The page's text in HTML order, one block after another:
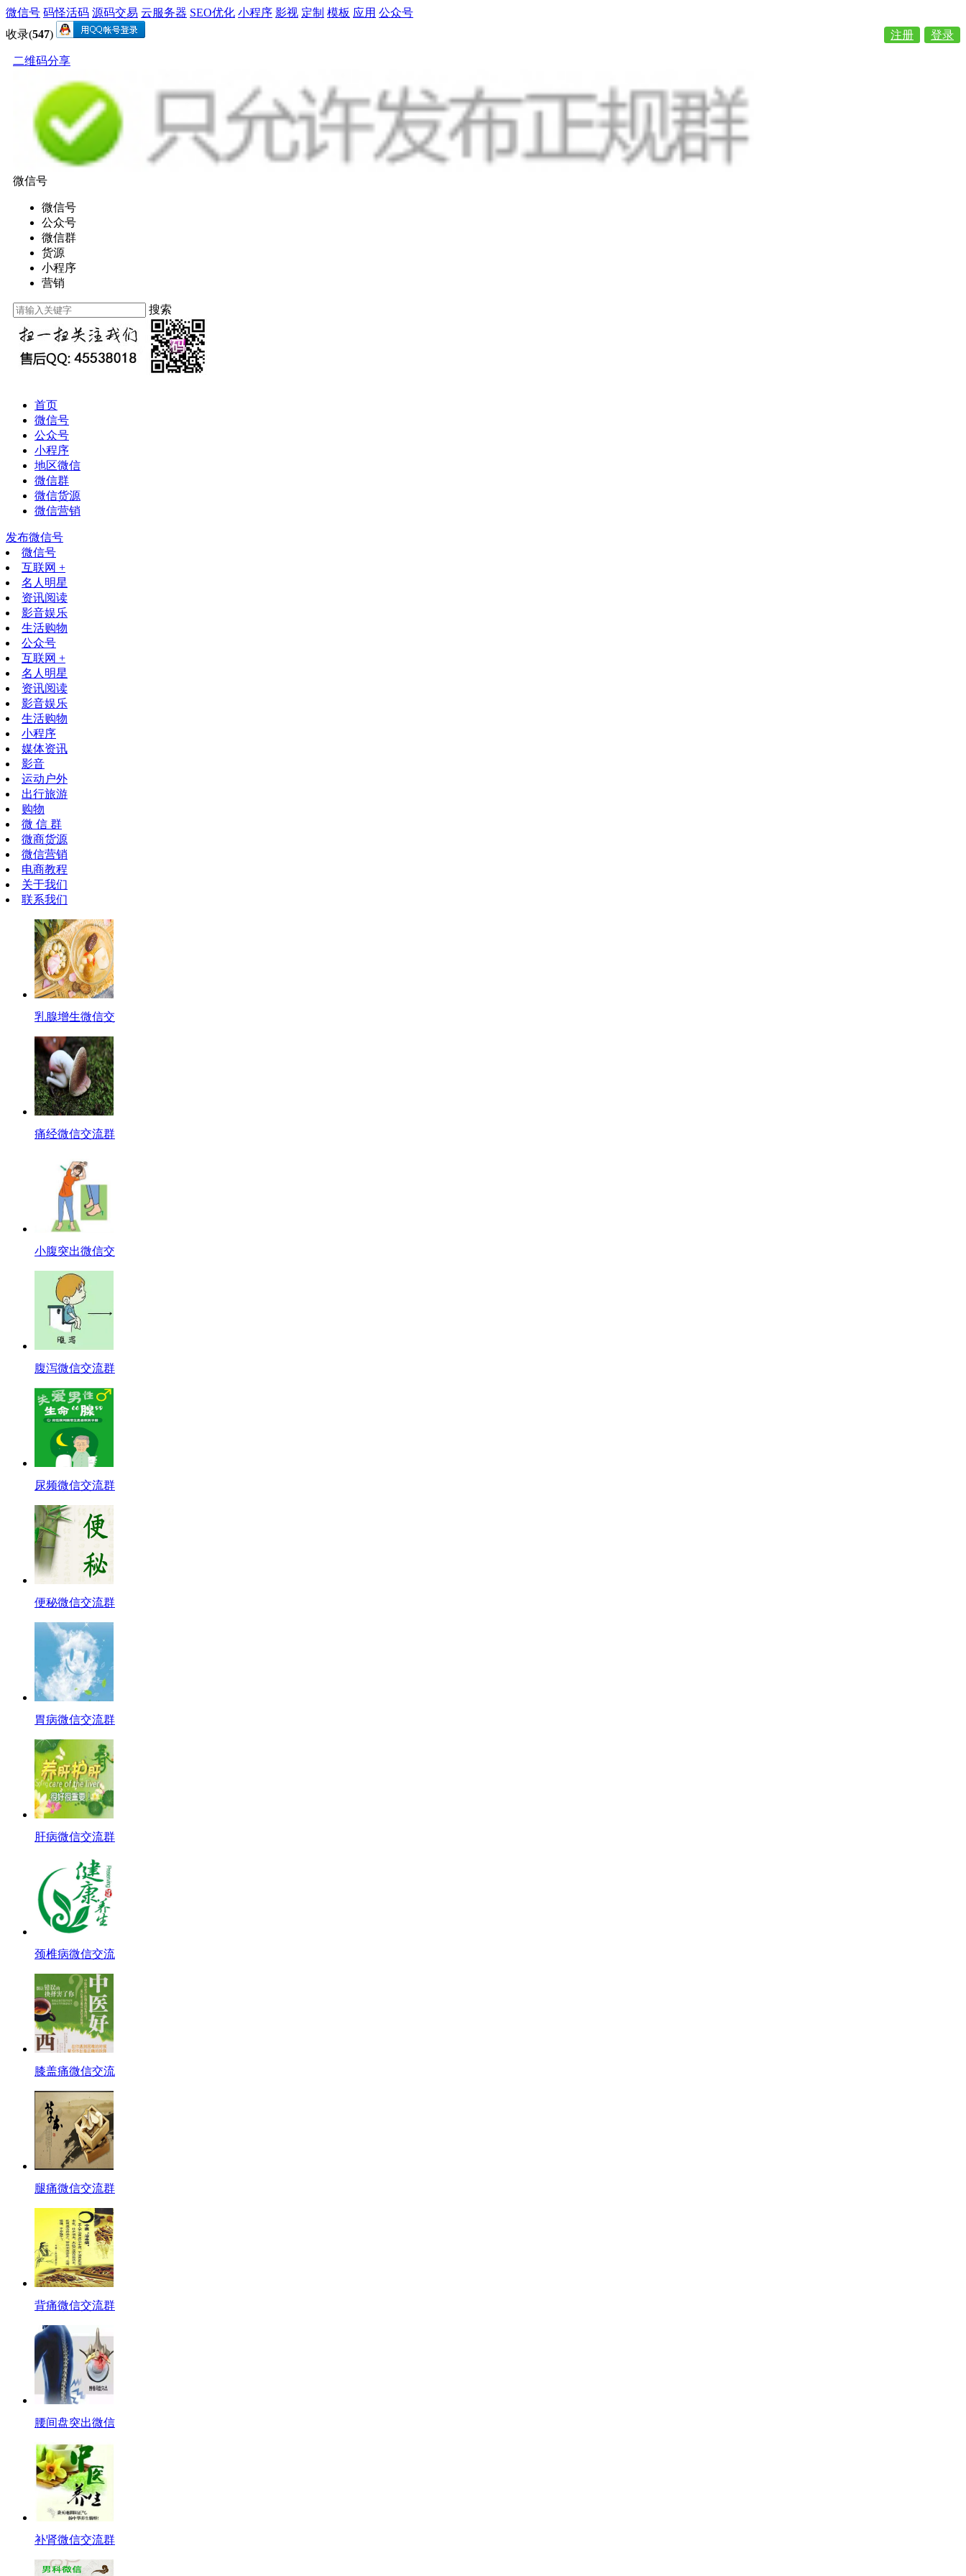
微信号 码怪活码 源码交易 云服务器 SEO优化 小程序 影视 定制 模板 应用 公众号
收录(547) 登录
注册
二维码分享
微信号
微信号
公众号
微信群
货源
小程序
营销
搜索
首页
微信号
公众号
小程序
地区微信
微信群
微信货源
微信营销
发布微信号
微信号
互联网 +
名人明星
资讯阅读
影音娱乐
生活购物
公众号
互联网 +
名人明星
资讯阅读
影音娱乐
生活购物
小程序
媒体资讯
影音
运动户外
出行旅游
购物
微 信 群
微商货源
微信营销
电商教程
关于我们
联系我们
乳腺增生微信交
痛经微信交流群
小腹突出微信交
腹泻微信交流群
尿频微信交流群
便秘微信交流群
胃病微信交流群
肝病微信交流群
颈椎病微信交流
膝盖痛微信交流
腿痛微信交流群
背痛微信交流群
腰间盘突出微信
补肾微信交流群